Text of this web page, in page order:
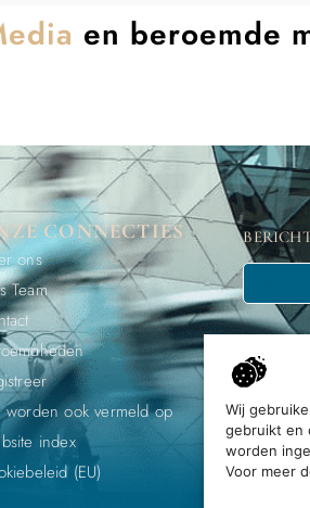
Wij
gebruikt en
worden
Voor meer
en beroemde
CONNECTIES
ons
Team
worden ook vermeld op
index
(EU)